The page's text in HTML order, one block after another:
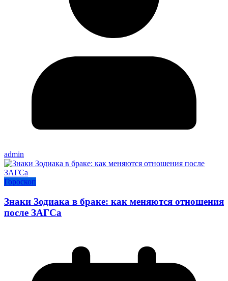
admin
Гороскоп
Знаки Зодиака в браке: как меняются отношения
после ЗАГСа